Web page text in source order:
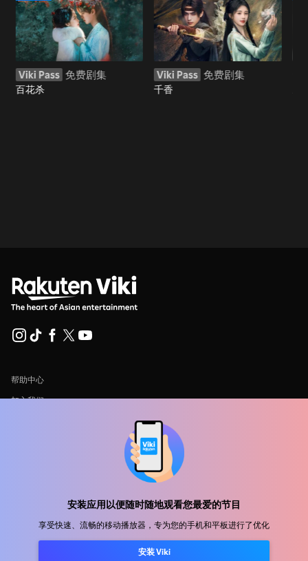
安装应用以便随时随地观看您最爱的节目
享受快速、流畅的移动播放器，专为您的手机和平板进行了优化
安装 Viki
Viki Pass 免费剧集
百花杀
Viki Pass 免费剧集
千香
帮助中心
加入我们